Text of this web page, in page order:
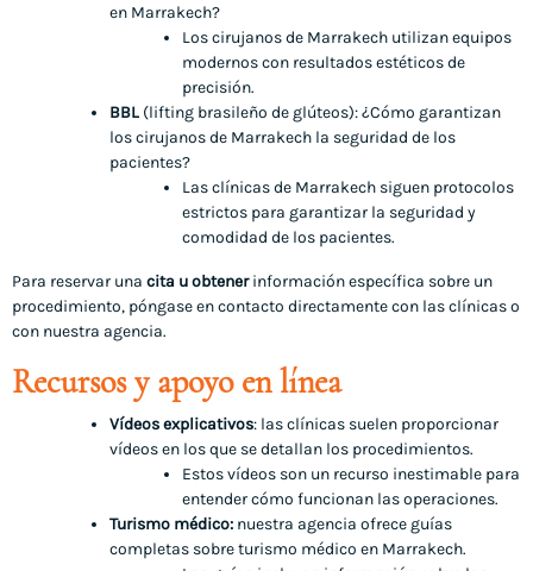
en Marrakech?
Los cirujanos de Marrakech utilizan equipos
modernos con resultados estéticos de
precisión.
BBL (lifting brasileño de glúteos): ¿Cómo garantizan
los cirujanos de Marrakech la seguridad de los
pacientes?
Las clínicas de Marrakech siguen protocolos
estrictos para garantizar la seguridad y
comodidad de los pacientes.
Para reservar una cita u obtenerinformación específica sobre un
procedimiento, póngase en contacto directamente con las clínicas o
con nuestra agencia.
Recursos y apoyo en línea
Vídeos explicativos: las clínicas suelen proporcionar
vídeos en los que se detallan los procedimientos.
Estos vídeos son un recurso inestimable para
entender cómo funcionan las operaciones.
Turismo médico: nuestra agencia ofrece guías
completas sobre turismo médico en Marrakech.